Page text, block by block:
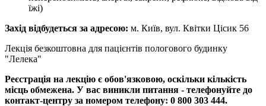
їжі)
Захід відбудеться за адресою: м. Київ, вул. Квітки Цісик 56
Лекція безкоштовна для пацієнтів пологового будинку
"Лелека"
Реєстрація на лекцію є обов'язковою, оскільки кількість
місць обмежена. У вас виникли питання - телефонуйте до
контакт-центру за номером телефону: 0 800 303 444.